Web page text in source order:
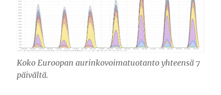
Koko Euroopan aurinkovoimatuotanto yhteensä 7
päivältä.